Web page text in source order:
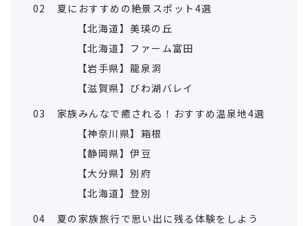
02
夏におすすめの絶景スポット4選
【北海道】美瑛の丘
【北海道】ファーム富田
【岩手県】龍泉洞
【滋賀県】びわ湖バレイ
03
家族みんなで癒される！おすすめ温泉地4選
【神奈川県】箱根
【静岡県】伊豆
【大分県】別府
【北海道】登別
04
夏の家族旅行で思い出に残る体験をしよう